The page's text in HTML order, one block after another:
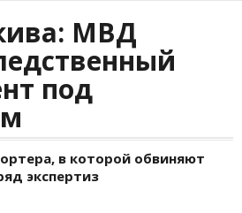
МВД
под
в которой обвиняют
экспертиз